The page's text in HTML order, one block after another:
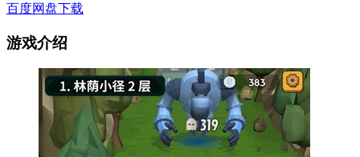
百度网盘下载
游戏介绍